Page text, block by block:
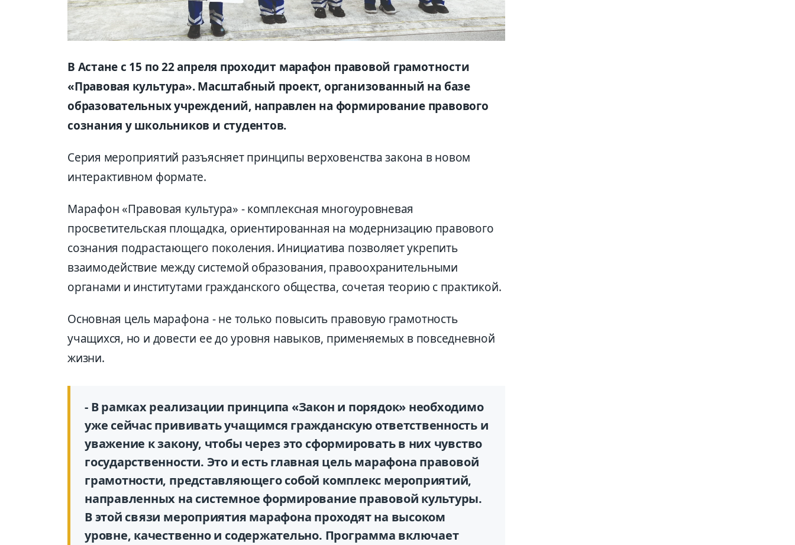
В Астане с 15 по 22 апреля проходит марафон правовой грамотности
«Правовая культура». Масштабный проект, организованный на базе
образовательных учреждений, направлен на формирование правового
сознания у школьников и студентов.
Серия мероприятий разъясняет принципы верховенства закона в новом
интерактивном формате.
Марафон «Правовая культура» - комплексная многоуровневая
просветительская площадка, ориентированная на модернизацию правового
сознания подрастающего поколения. Инициатива позволяет укрепить
взаимодействие между системой образования, правоохранительными
органами и институтами гражданского общества, сочетая теорию с практикой.
Основная цель марафона - не только повысить правовую грамотность
учащихся, но и довести ее до уровня навыков, применяемых в повседневной
жизни.
- В рамках реализации принципа «Закон и порядок» необходимо
уже сейчас прививать учащимся гражданскую ответственность и
уважение к закону, чтобы через это сформировать в них чувство
государственности. Это и есть главная цель марафона правовой
грамотности, представляющего собой комплекс мероприятий,
направленных на системное формирование правовой культуры.
В этой связи мероприятия марафона проходят на высоком
уровне, качественно и содержательно. Программа включает